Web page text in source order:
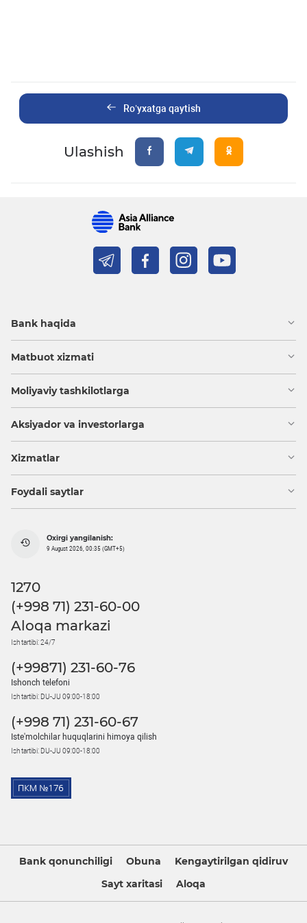
Ro’yxatga qaytish
Ulashish
Bank haqida
Matbuot xizmati
Moliyaviy tashkilotlarga
Aksiyador va investorlarga
Xizmatlar
Foydali saytlar
Oxirgi yangilanish:
9 August 2026, 00:35 (GMT+5)
1270
(+998 71) 231-60-00
Aloqa markazi
Ish tartibi: 24/7
(+99871) 231-60-76
Ishonch telefoni
Ish tartibi: DU-JU 09:00-18:00
(+998 71) 231-60-67
Iste'molchilar huquqlarini himoya qilish
Ish tartibi: DU-JU 09:00-18:00
Bank qonunchiligi Obuna
Kengaytirilgan qidiruv
Sayt xaritasi
Aloqa